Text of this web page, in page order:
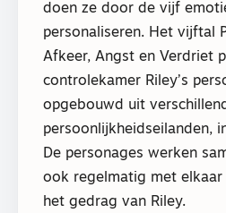
doen ze door de vijf
personaliseren. Het vijftal
Afkeer, Angst en Verdriet
controlekamer Riley’s
opgebouwd uit
persoonlijkheidseilanden,
De personages werken
ook regelmatig met
het gedrag van Riley.